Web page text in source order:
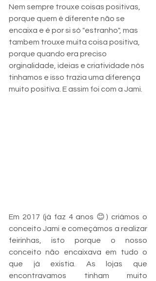
Nem sempre trouxe coisas positivas,
porque quem é diferente não se
encaixa e é por si só "estranho", mas
tambem trouxe muita coisa positiva,
porque quando era preciso
orginalidade, ideias e criatividade nós
tinhamos e isso trazia uma diferença
muito positiva. E assim foi com a Jami.
Em 2017 (já faz 4 anos 😊) criámos o
conceito Jami e começámos a realizar
feirinhas, isto porque o nosso
conceito não encaixava em tudo o
que já existia. As lojas que
encontravamos tinham muito